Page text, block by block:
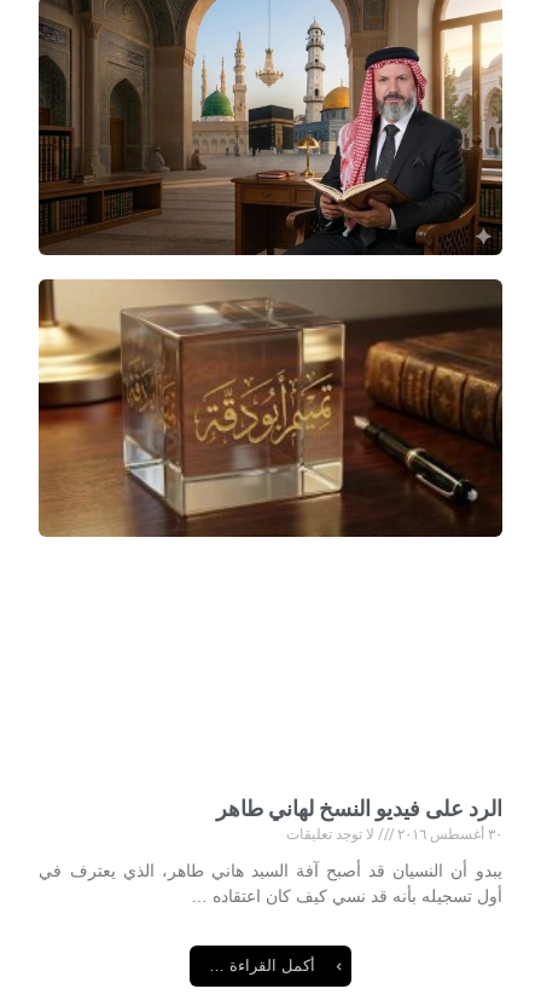
الرد على فيديو النسخ لهاني طاهر
٣٠ أغسطس ٢٠١٦
لا توجد تعليقات
يبدو أن النسيان قد أصبح آفة السيد هاني طاهر، الذي يعترف في
أول ‏تسجيله بأنه قد نسي كيف كان اعتقاده …
أكمل القراءة …